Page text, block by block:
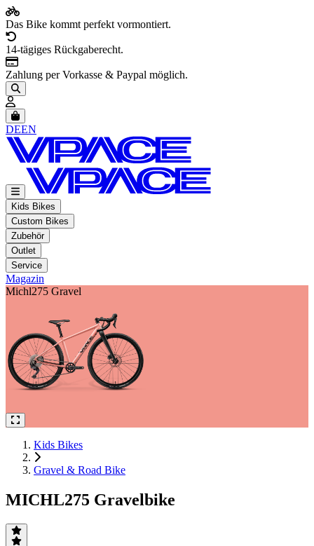
Das Bike kommt perfekt vormontiert.
14-tägiges Rückgaberecht.
Zahlung per Vorkasse & Paypal möglich.
Artikel im Warenkorb, Warenkorb anzeigen
DEEN
Kids Bikes
Custom Bikes
Zubehör
Outlet
Service
Magazin
Michl275 Gravel
Kids Bikes
Gravel & Road Bike
MICHL275 Gravelbike